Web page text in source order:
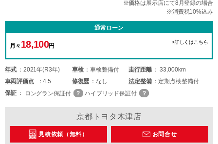
※価格は展示店にて8月登録の場合
※消費税10%込み
通常ローン
月々 18,100円
>詳しくはこちら
年式 2021年(R3年) 車検 車検整備付 走行距離
33,000km
車両評価点 4.5 修復歴 なし 法定整備
定期点検整備付
保証
ロングラン保証付 ハイブリッド保証付
京都トヨタ木津店
見積依頼（無料） お問合せ